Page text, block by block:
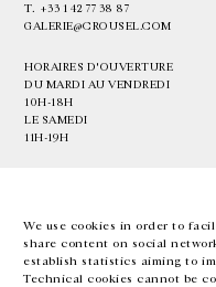
We use cookies in order to
share content on social
establish statistics aiming to
Technical cookies cannot be
T. +33 1 42 77 38 87
GALERIE@CROUSEL.COM
HORAIRES D'OUVERTURE
DU MARDI AU VENDREDI
10H-18H
LE SAMEDI
11H-19H
EN FR 中文 Facebook